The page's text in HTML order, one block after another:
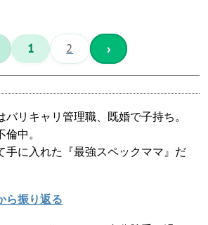
1 2 ›
リキャリ管理職、既婚で子持ち。
中。
手に入れた『最強スペックママ』だ
ら振り返る